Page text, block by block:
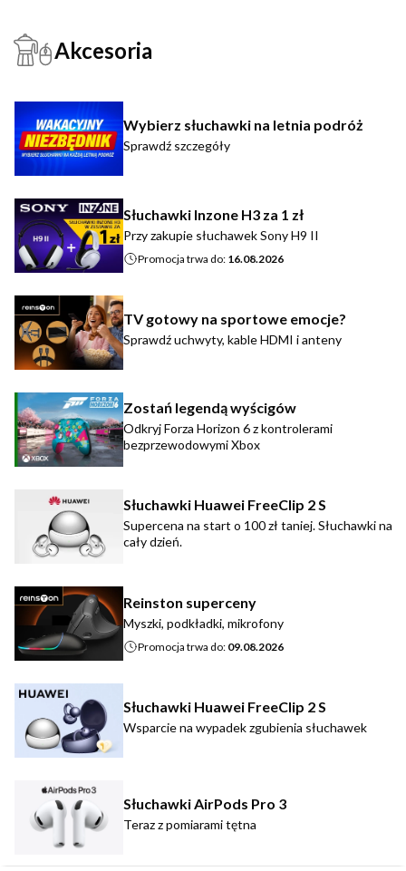
Akcesoria
Wybierz słuchawki na letnia podróż
Sprawdź szczegóły
Słuchawki Inzone H3 za 1 zł
Przy zakupie słuchawek Sony H9 II
Promocja trwa do: 16.08.2026
TV gotowy na sportowe emocje?
Sprawdź uchwyty, kable HDMI i anteny
Zostań legendą wyścigów
Odkryj Forza Horizon 6 z kontrolerami
bezprzewodowymi Xbox
Słuchawki Huawei FreeClip 2 S
Supercena na start o 100 zł taniej. Słuchawki na
cały dzień.
Reinston superceny
Myszki, podkładki, mikrofony
Promocja trwa do: 09.08.2026
Słuchawki Huawei FreeClip 2 S
Wsparcie na wypadek zgubienia słuchawek
Słuchawki AirPods Pro 3
Teraz z pomiarami tętna